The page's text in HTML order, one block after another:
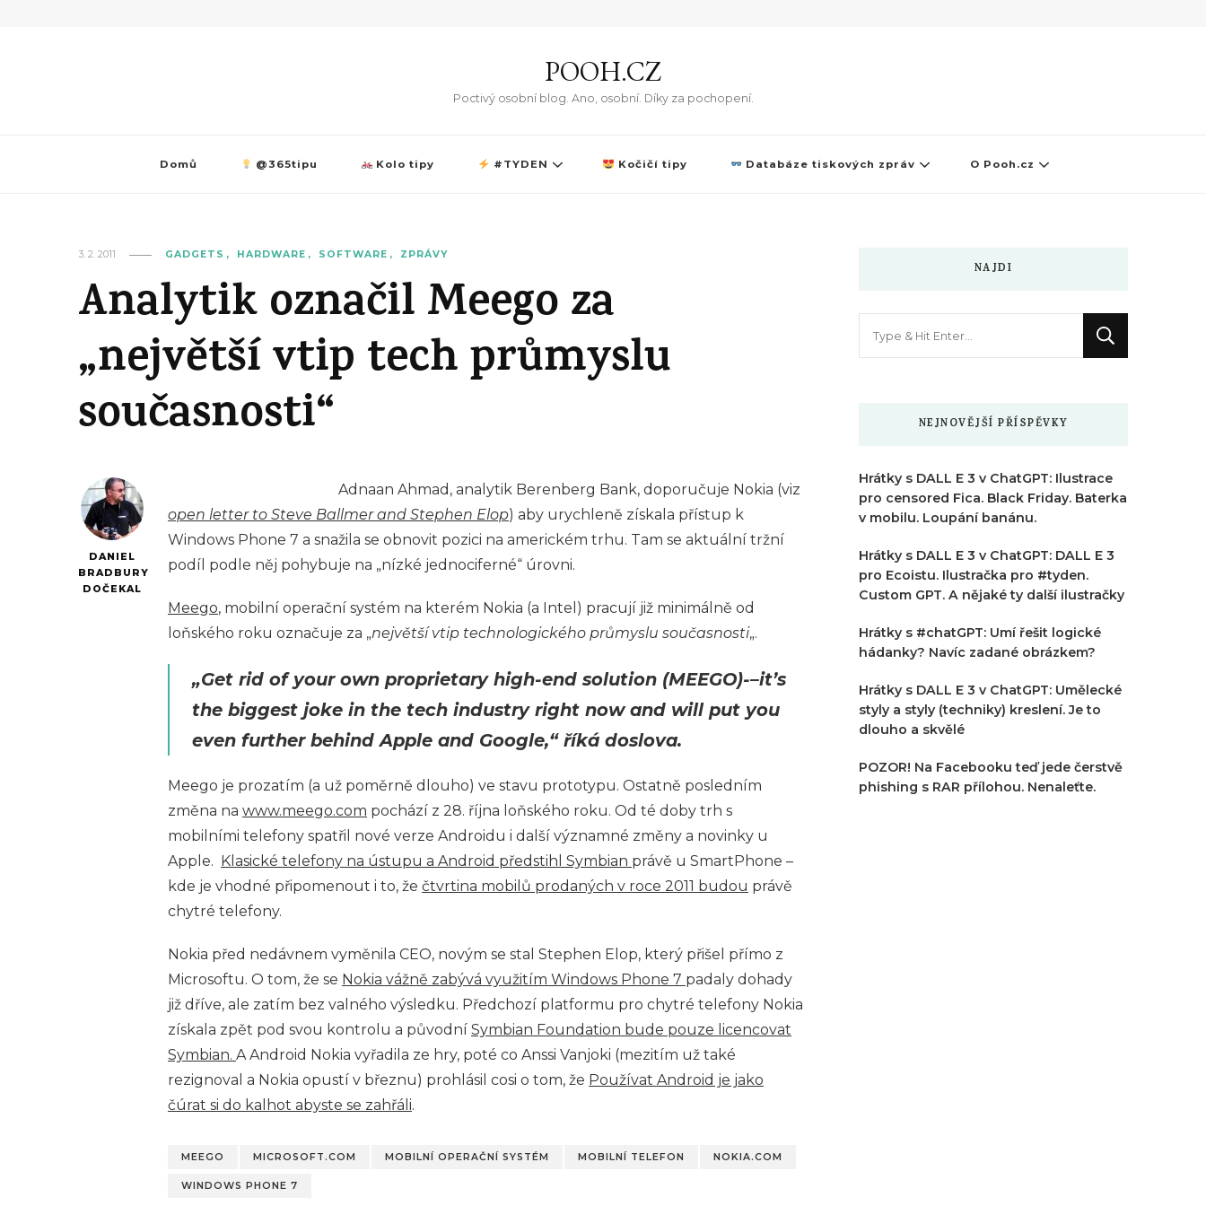
POOH.CZ
Poctivý osobní blog. Ano, osobní. Díky za pochopení.
Domů @365tipu Kolo tipy #TYDEN Kočičí tipy Databáze tiskových zpráv O Pooh.cz
3. 2. 2011 GADGETS HARDWARE SOFTWARE ZPRÁVY
Analytik označil Meego za
„největší vtip tech průmyslu
současnosti“
DANIEL
BRADBURY
DOČEKAL
Adnaan Ahmad, analytik Berenberg Bank, doporučuje Nokia (viz
open letter to Steve Ballmer and Stephen Elop) aby urychleně získala přístup k
Windows Phone 7 a snažila se obnovit pozici na americkém trhu. Tam se aktuální tržní
podíl podle něj pohybuje na „nízké jednociferné“ úrovni.
Meego, mobilní operační systém na kterém Nokia (a Intel) pracují již minimálně od
loňského roku označuje za „největší vtip technologického průmyslu současnosti„.
„Get rid of your own proprietary high-end solution (MEEGO)-–it’s
the biggest joke in the tech industry right now and will put you
even further behind Apple and Google,“ říká doslova.
Meego je prozatím (a už poměrně dlouho) ve stavu prototypu. Ostatně posledním
změna na www.meego.com pochází z 28. října loňského roku. Od té doby trh s
mobilními telefony spatřil nové verze Androidu i další významné změny a novinky u
Apple. Klasické telefony na ústupu a Android předstihl Symbian právě u SmartPhone –
kde je vhodné připomenout i to, že čtvrtina mobilů prodaných v roce 2011 budou právě
chytré telefony.
Nokia před nedávnem vyměnila CEO, novým se stal Stephen Elop, který přišel přímo z
Microsoftu. O tom, že se Nokia vážně zabývá využitím Windows Phone 7 padaly dohady
již dříve, ale zatím bez valného výsledku. Předchozí platformu pro chytré telefony Nokia
získala zpět pod svou kontrolu a původní Symbian Foundation bude pouze licencovat
Symbian. A Android Nokia vyřadila ze hry, poté co Anssi Vanjoki (mezitím už také
rezignoval a Nokia opustí v březnu) prohlásil cosi o tom, že Používat Android je jako
čúrat si do kalhot abyste se zahřáli.
MEEGO MICROSOFT.COM MOBILNÍ OPERAČNÍ SYSTÉM MOBILNÍ TELEFON NOKIA.COM
WINDOWS PHONE 7
NAJDI
NEJNOVĚJŠÍ PŘÍSPĚVKY
Hrátky s DALL E 3 v ChatGPT: Ilustrace
pro censored Fica. Black Friday. Baterka
v mobilu. Loupání banánu.
Hrátky s DALL E 3 v ChatGPT: DALL E 3
pro Ecoistu. Ilustračka pro #tyden.
Custom GPT. A nějaké ty další ilustračky
Hrátky s #chatGPT: Umí řešit logické
hádanky? Navíc zadané obrázkem?
Hrátky s DALL E 3 v ChatGPT: Umělecké
styly a styly (techniky) kreslení. Je to
dlouho a skvělé
POZOR! Na Facebooku teď jede čerstvě
phishing s RAR přílohou. Nenaleťte.